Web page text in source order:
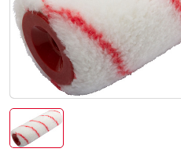
Интерьер
Лакокрасочные
Герметики
Клеи, жидкие гвозди
Обои